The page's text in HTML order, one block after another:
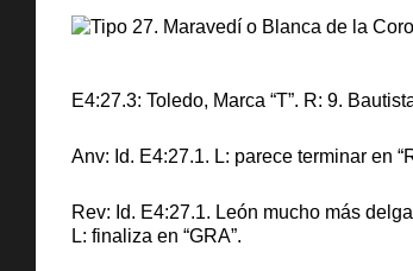
E4:27.3: Toledo, Marca “T”. R: 9.
Anv: Id. E4:27.1. L: parece terminar en
Rev: Id. E4:27.1. León mucho más
L: finaliza en “GRA”.